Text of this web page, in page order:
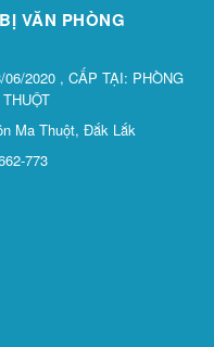
VĂN PHÒNG
2020 , CẤP TẠI: PHÒNG
Ma Thuột, Đắk Lắk
773